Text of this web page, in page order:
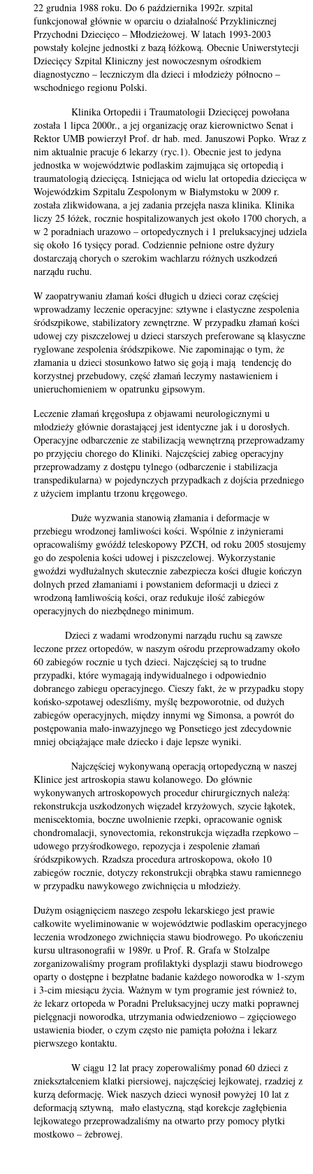
22 grudnia 1988 roku. Do 6 października 1992r. szpital
funkcjonował głównie w oparciu o działalność Przyklinicznej
Przychodni Dziecięco – Młodzieżowej. W latach 1993-2003
powstały kolejne jednostki z bazą łóżkową. Obecnie Uniwerstytecji
Dziecięcy Szpital Kliniczny jest nowoczesnym ośrodkiem
diagnostyczno – leczniczym dla dzieci i młodzieży północno –
wschodniego regionu Polski.
Klinika Ortopedii i Traumatologii Dziecięcej powołana
została 1 lipca 2000r., a jej organizację oraz kierownictwo Senat i
Rektor UMB powierzył Prof. dr hab. med. Januszowi Popko. Wraz z
nim aktualnie pracuje 6 lekarzy (ryc.1). Obecnie jest to jedyna
jednostka w województwie podlaskim zajmująca się ortopedią i
traumatologią dziecięcą. Istniejąca od wielu lat ortopedia dziecięca w
Wojewódzkim Szpitalu Zespolonym w Białymstoku w 2009 r.
została zlikwidowana, a jej zadania przejęła nasza klinika. Klinika
liczy 25 łóżek, rocznie hospitalizowanych jest około 1700 chorych, a
w 2 poradniach urazowo – ortopedycznych i 1 preluksacyjnej udziela
się około 16 tysięcy porad. Codziennie pełnione ostre dyżury
dostarczają chorych o szerokim wachlarzu różnych uszkodzeń
narządu ruchu.
W zaopatrywaniu złamań kości długich u dzieci coraz częściej
wprowadzamy leczenie operacyjne: sztywne i elastyczne zespolenia
śródszpikowe, stabilizatory zewnętrzne. W przypadku złamań kości
udowej czy piszczelowej u dzieci starszych preferowane są klasyczne
ryglowane zespolenia śródszpikowe. Nie zapominając o tym, że
złamania u dzieci stosunkowo łatwo się goją i mają tendencję do
korzystnej przebudowy, część złamań leczymy nastawieniem i
unieruchomieniem w opatrunku gipsowym.
Leczenie złamań kręgosłupa z objawami neurologicznymi u
młodzieży głównie dorastającej jest identyczne jak i u dorosłych.
Operacyjne odbarczenie ze stabilizacją wewnętrzną przeprowadzamy
po przyjęciu chorego do Kliniki. Najczęściej zabieg operacyjny
przeprowadzamy z dostępu tylnego (odbarczenie i stabilizacja
transpedikularna) w pojedynczych przypadkach z dojścia przedniego
z użyciem implantu trzonu kręgowego.
Duże wyzwania stanowią złamania i deformacje w
przebiegu wrodzonej łamliwości kości. Wspólnie z inżynierami
opracowaliśmy gwóźdź teleskopowy PZCH, od roku 2005 stosujemy
go do zespolenia kości udowej i piszczelowej. Wykorzystanie
gwoździ wydłużalnych skutecznie zabezpiecza kości długie kończyn
dolnych przed złamaniami i powstaniem deformacji u dzieci z
wrodzoną łamliwością kości, oraz redukuje ilość zabiegów
operacyjnych do niezbędnego minimum.
Dzieci z wadami wrodzonymi narządu ruchu są zawsze
leczone przez ortopedów, w naszym ośrodu przeprowadzamy około
60 zabiegów rocznie u tych dzieci. Najczęściej są to trudne
przypadki, które wymagają indywidualnego i odpowiednio
dobranego zabiegu operacyjnego. Cieszy fakt, że w przypadku stopy
końsko-szpotawej odeszliśmy, myślę bezpoworotnie, od dużych
zabiegów operacyjnych, między innymi wg Simonsa, a powrót do
postępowania mało-inwazyjnego wg Ponsetiego jest zdecydownie
mniej obciążające małe dziecko i daje lepsze wyniki.
Najczęściej wykonywaną operacją ortopedyczną w naszej
Klinice jest artroskopia stawu kolanowego. Do głównie
wykonywanych artroskopowych procedur chirurgicznych należą:
rekonstrukcja uszkodzonych więzadeł krzyżowych, szycie łąkotek,
meniscektomia, boczne uwolnienie rzepki, opracowanie ognisk
chondromalacji, synovectomia, rekonstrukcja więzadła rzepkowo –
udowego przyśrodkowego, repozycja i zespolenie złamań
śródszpikowych. Rzadsza procedura artroskopowa, około 10
zabiegów rocznie, dotyczy rekonstrukcji obrąbka stawu ramiennego
w przypadku nawykowego zwichnięcia u młodzieży.
Dużym osiągnięciem naszego zespołu lekarskiego jest prawie
całkowite wyeliminowanie w województwie podlaskim operacyjnego
leczenia wrodzonego zwichnięcia stawu biodrowego. Po ukończeniu
kursu ultrasonografii w 1989r. u Prof. R. Grafa w Stolzalpe
zorganizowaliśmy program profilaktyki dysplazji stawu biodrowego
oparty o dostępne i bezpłatne badanie każdego noworodka w 1-szym
i 3-cim miesiącu życia. Ważnym w tym programie jest również to,
że lekarz ortopeda w Poradni Preluksacyjnej uczy matki poprawnej
pielęgnacji noworodka, utrzymania odwiedzeniowo – zgięciowego
ustawienia bioder, o czym często nie pamięta położna i lekarz
pierwszego kontaktu.
W ciągu 12 lat pracy zoperowaliśmy ponad 60 dzieci z
zniekształceniem klatki piersiowej, najczęściej lejkowatej, rzadziej z
kurzą deformację. Wiek naszych dzieci wynosił powyżej 10 lat z
deformacją sztywną, mało elastyczną, stąd korekcje zagłębienia
lejkowatego przeprowadzaliśmy na otwarto przy pomocy płytki
mostkowo – żebrowej.